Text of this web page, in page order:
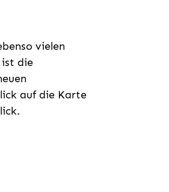
vielen
ist die
auf die Karte